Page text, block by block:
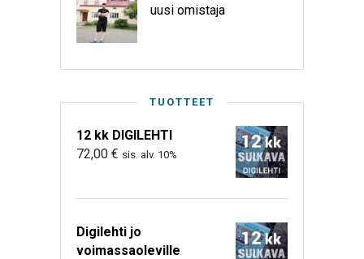
uusi omistaja
TUOTTEET
12 kk DIGILEHTI
72,00 € sis. alv. 10%
Digilehti jo
voimassaoleville